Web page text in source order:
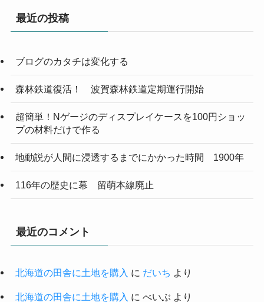
最近の投稿
ブログのカタチは変化する
森林鉄道復活！ 波賀森林鉄道定期運行開始
超簡単！Nゲージのディスプレイケースを100円ショッ
プの材料だけで作る
地動説が人間に浸透するまでにかかった時間 1900年
116年の歴史に幕 留萌本線廃止
最近のコメント
北海道の田舎に土地を購入 に だいち より
北海道の田舎に土地を購入 に べいぶ より